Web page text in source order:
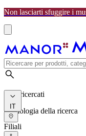
Non lasciarti sfuggire i
I più ricercati
Cronologia della ricerca
IT
Filiali